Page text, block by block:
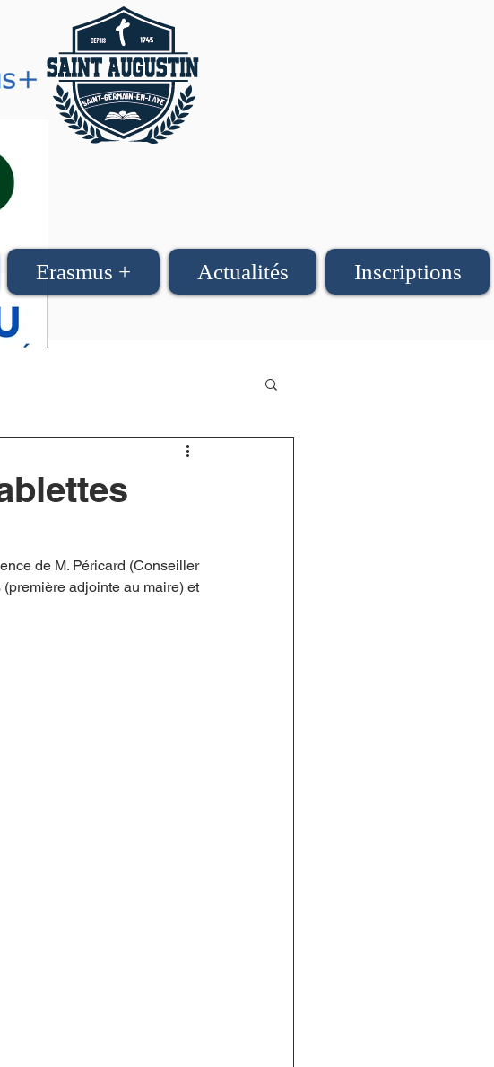
Erasmus + Actualités Inscriptions
de M. Péricard (Conseiller
adjointe au maire) et